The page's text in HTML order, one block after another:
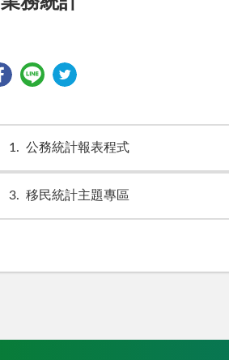
1 公務統計報表程式
3 移民統計主題專區